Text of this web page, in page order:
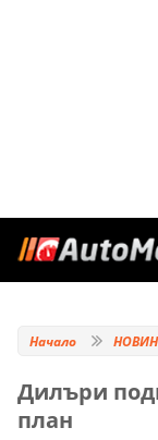
Начало
Дилъри
план